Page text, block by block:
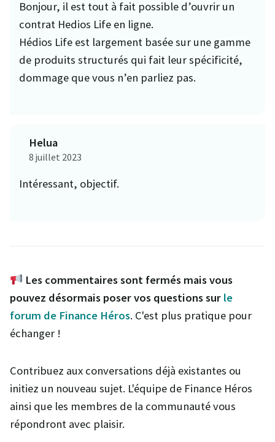
Bonjour, il est tout à fait possible d’ouvrir un
contrat Hedios Life en ligne.
Hédios Life est largement basée sur une gamme
de produits structurés qui fait leur spécificité,
dommage que vous n’en parliez pas.
Helua
8 juillet 2023
Intéressant, objectif.
Les commentaires sont fermés mais vous
pouvez désormais poser vos questions sur le
forum de Finance Héros. C'est plus pratique pour
échanger !
Contribuez aux conversations déjà existantes ou
initiez un nouveau sujet. L'équipe de Finance Héros
ainsi que les membres de la communauté vous
répondront avec plaisir.